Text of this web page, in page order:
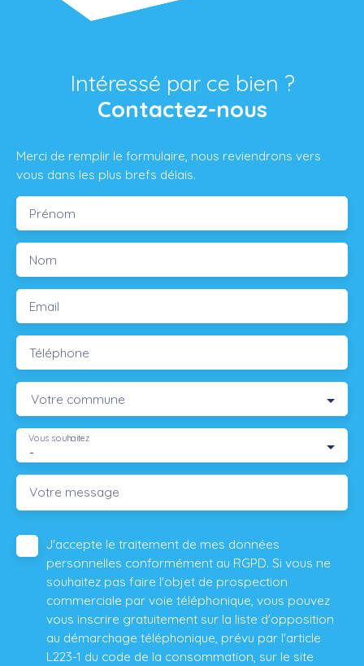
Intéressé par ce bien ?
Contactez-nous
Merci de remplir le formulaire, nous reviendrons vers
vous dans les plus brefs délais.
Prénom
Nom
Email
Téléphone
Votre commune
-
Vous souhaitez
Votre message
J'accepte le traitement de mes données
personnelles conformément au RGPD. Si vous ne
souhaitez pas faire l'objet de prospection
commerciale par voie téléphonique, vous pouvez
vous inscrire gratuitement sur la liste d'opposition
au démarchage téléphonique, prévu par l'article
L223-1 du code de la consommation, sur le site